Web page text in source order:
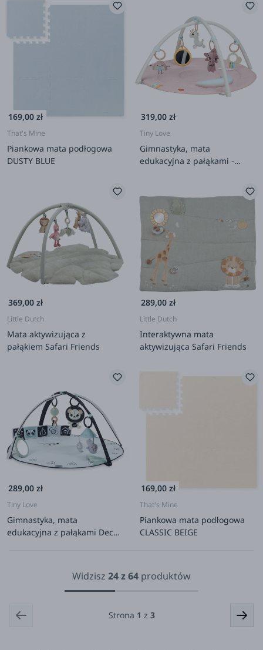
169,00 zł
That's Mine
Piankowa mata podłogowa
DUSTY BLUE
319,00 zł
Tiny Love
Gimnastyka, mata
edukacyjna z pałąkami -
369,00 zł
Little Dutch
Mata aktywizująca z
pałąkiem Safari Friends
289,00 zł
Little Dutch
Interaktywna mata
aktywizująca Safari Friends
289,00 zł
Tiny Love
Gimnastyka, mata
edukacyjna z pałąkami Decor
169,00 zł
That's Mine
Piankowa mata podłogowa
CLASSIC BEIGE
Widzisz 24z64 produktów
Strona 1 z 3